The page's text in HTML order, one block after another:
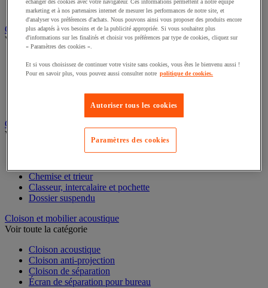
Système d'affichage dynamique et interactif
Télévision, lecteur DVD et Blu-ray
Chauffage, climatisation et traitement de l'air
Voir toute la catégorie
Chauffage
Rafraîchisseur d'air
Traitement de l'air
Classement et archivage
Boîte et caisse d'archives
Chemise et trieur
Classeur, intercalaire et pochette
Cloison et mobilier acoustique
Cloison acoustique
Cloison anti-projection
Cloison de séparation
échanger des cookies avec votre navigateur. Ces informations permettent à notre équipe
marketing et à nos partenaires internet de mesurer les performances de notre site, et
d'analyser vos préférences d'achats. Nous pouvons ainsi vous proposer des produits encore
plus adaptés à vos besoins et de la publicité appropriée. Si vous souhaitez plus
d'informations sur les finalités et choisir vos préférences par type de cookies, cliquez sur
« Paramètres des cookies ».
Et si vous choisissez de continuer votre visite sans cookies, vous êtes le bienvenu aussi !
Pour en savoir plus, vous pouvez aussi consulter notre politique de cookies.
Autoriser tous les cookies
Paramètres des cookies